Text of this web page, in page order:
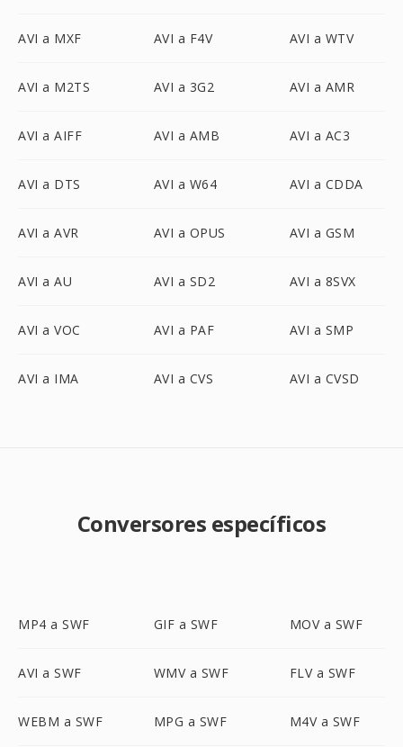
AVI a MXF AVI a F4V AVI a WTV
AVI a M2TS AVI a 3G2 AVI a AMR
AVI a AIFF AVI a AMB AVI a AC3
AVI a DTS AVI a W64 AVI a CDDA
AVI a AVR AVI a OPUS AVI a GSM
AVI a AU AVI a SD2 AVI a 8SVX
AVI a VOC AVI a PAF AVI a SMP
AVI a IMA AVI a CVS AVI a CVSD
Conversores específicos
MP4 a SWF GIF a SWF MOV a SWF
AVI a SWF WMV a SWF FLV a SWF
WEBM a SWF MPG a SWF M4V a SWF